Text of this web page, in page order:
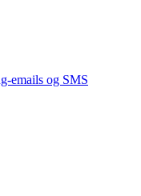
emails og SMS